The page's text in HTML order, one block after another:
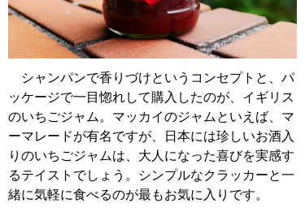
シャンパンで香りづけというコンセプトと、パ
ッケージで一目惚れして購入したのが、イギリス
のいちごジャム。マッカイのジャムといえば、マ
ーマレードが有名ですが、日本には珍しいお酒入
りのいちごジャムは、大人になった喜びを実感す
るテイストでしょう。シンプルなクラッカーと一
緒に気軽に食べるのが最もお気に入りです。